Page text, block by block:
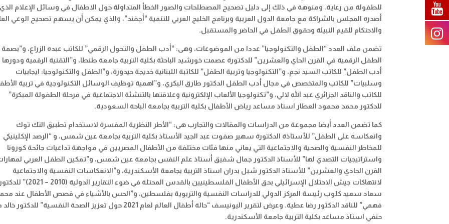
للطفولة من رعاية. ومنوهة في ذلك إلى دليل تصحيح المصطلحات والصور الخطأ المتداولة حول الاطفال في وسائل الإعلام الذي
أصدره المجلس بالشراكة مع جامعة الدول العربية وبرنامج الخليج العربي للتنمية “أجفند”، والذي يمكن أن يسهم تصحيح الوعي
والاحتكام للقيم النبيلة وحقوق الطفل في الحاضر والمستقبل.
تضمن ملف العدد “الطفل والتكنولوجيا” عددا من الموضوعات، وهى: “أدب الطفل والتحول الرقمي” للكاتب عبده الزراع، و”بصمة
الطفل الرقمية في القرن الحاي والعشرين” للدكتورة عصمت خورشيد الباحثة بكلية التربية جامعة طنطا، و”التقنية الرقمية
أدب الطفل” للكاتب السيد نجم، و”التكنولوجيا وتربية الطفل” للكاتبة اللبنانية خديجة حيدورة، و”الطفل والتكنولوجيا: ايجابيات
وسلبيات” للكاتب والمتخصص في مجال أدب الطفل الدكتور طارق البكري، و”اهمية توظيف الوسائل التكنولوجية في تربية
للكاتب والناقد الجزائري عبد الله لالي، و”تكنولوجيا الألعاب الإلكترونية وعلاقتها بالتنشئة الاجتماعية في مرحلة الطفولة المبكرة”
للدكتور محمد محمود العطار استاذ مساعد رياض الأطفال بكلية التربية بجامعة الباحة السعودية.
كما تضمن العدد أيضا مجموعة من الدراسات والمقالات والتجارب هى: “الأطر النظرية المفسرة لاستخدام تطبيق التك توك
وانعكاسه على الطفل” للأستاذة الدكتورة سهير صفوت عبد الجيد الأستاذ بكلية التربية بجامعة عين شمس، و “الرصد الإكلينيكي
للمخاطر النفسية والصحية والاجتماعية التي يعاني منها فئات مختلفة من الأطفال المصريين في مواجهة تداعيات جائحة كورونا
واستراتيجيات التصدي لها” للأستاذ الدكتور جمال شفيق أستاذ علم النفس بجامعة عين شمس، و”تمكين الطفل العربي
القرن الحادي والعشرين” للأستاذ الدكتور شبل بدران استاذ التربية بجامعة الأسكندرية، و”الانعكاسات النفسية والاجتماعية
لانتهاكات جيش الاحتلال الإسرائيلي بحق الأطفال الفلسطينيين بالقدس المحتلة في ضوء التقارير الدولية
سعاد سعيد كلوب رئيسة المركز الدولي للدراسات النفسية والتربوية بفلسطين، و”الحس بالأشياء في قصص الأطفال عند
فهمي” للناقد الدكتور رضا عطية. وعرض لتقرير اليونيسف “حالة أطفال العالم لعام 2021 حول تعزيز الصحة النفسية”
حنفي استاذ مساعد بكلية التربية جامعة الأسكندرية.